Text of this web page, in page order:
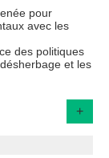
pour
avec les
des politiques
et les
+